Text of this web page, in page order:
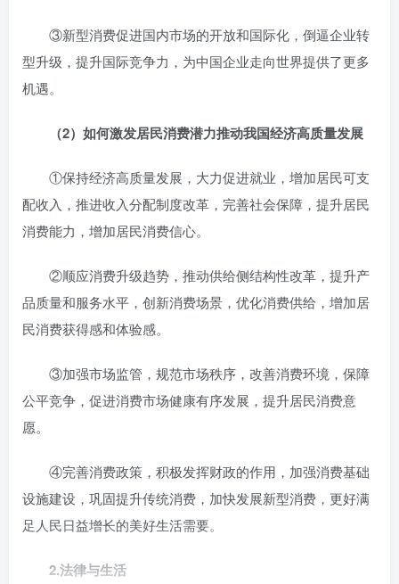
③新型消费促进国内市场的开放和国际化，倒逼企业转
型升级，提升国际竞争力，为中国企业走向世界提供了更多
机遇。
（2）如何激发居民消费潜力推动我国经济高质量发展
①保持经济高质量发展，大力促进就业，增加居民可支
配收入，推进收入分配制度改革，完善社会保障，提升居民
消费能力，增加居民消费信心。
②顺应消费升级趋势，推动供给侧结构性改革，提升产
品质量和服务水平，创新消费场景，优化消费供给，增加居
民消费获得感和体验感。
③加强市场监管，规范市场秩序，改善消费环境，保障
公平竞争，促进消费市场健康有序发展，提升居民消费意
愿。
④完善消费政策，积极发挥财政的作用，加强消费基础
设施建设，巩固提升传统消费，加快发展新型消费，更好满
足人民日益增长的美好生活需要。
2.法律与生活